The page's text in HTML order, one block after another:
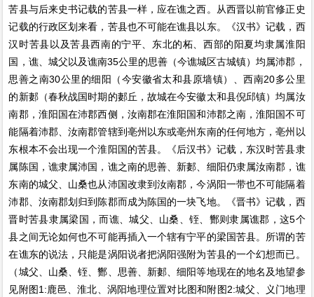
苦县与后来史书记载的苦县一样，应在谯之西。从西晋以前官修正史
记载的行政区划来看，苦县也不可能在谯县以东。《汉书》记载，西
汉时苦县以及苦县西南的宁平、东北的柘、西部的阳夏均隶属淮阳
国，谯、城父以及谯南35公里的思善（今谯城区古城镇）均属沛郡，
思善之南30公里的细阳（今安徽省太和县原墙镇）、西南20多公里
的新郪（春秋战国时期的郪丘，故城在今安徽太和县倪邱镇）均属汝
南郡，淮阳国在沛郡西侧，汝南郡在淮阳国和沛郡之南，淮阳国不可
能隔着沛郡、汝南郡管辖到亳州以东或亳州东南的任何地方，亳州以
东根本不会出现一个淮阳国的苦县。《后汉书》记载，东汉时苦县隶
属陈国，谯隶属沛国，谯之南的思善、新郪、细阳仍隶属汝南郡，谯
东南的城父、山桑也从沛国改隶到汝南郡，今涡阳一带也不可能隔着
沛郡、汝南郡划归到陈郡而成为陈国的一块飞地。《晋书》记载，西
晋时苦县隶属梁国，而谯、城父、山桑、铚、酂则隶属谯郡，这5个
县之间无论如何也不可能再插入一个辖有宁平的梁国苦县。所谓的苦
在谯东的说法，只能是涡阳说者把涡阳强附为苦县的一个幻想而已。
（城父、山桑、铚、酂、思善、新郪、细阳等地现在的地名及地望参
见附图1:鹿邑、淮北、涡阳地理位置对比图和附图2:城父、义门地理